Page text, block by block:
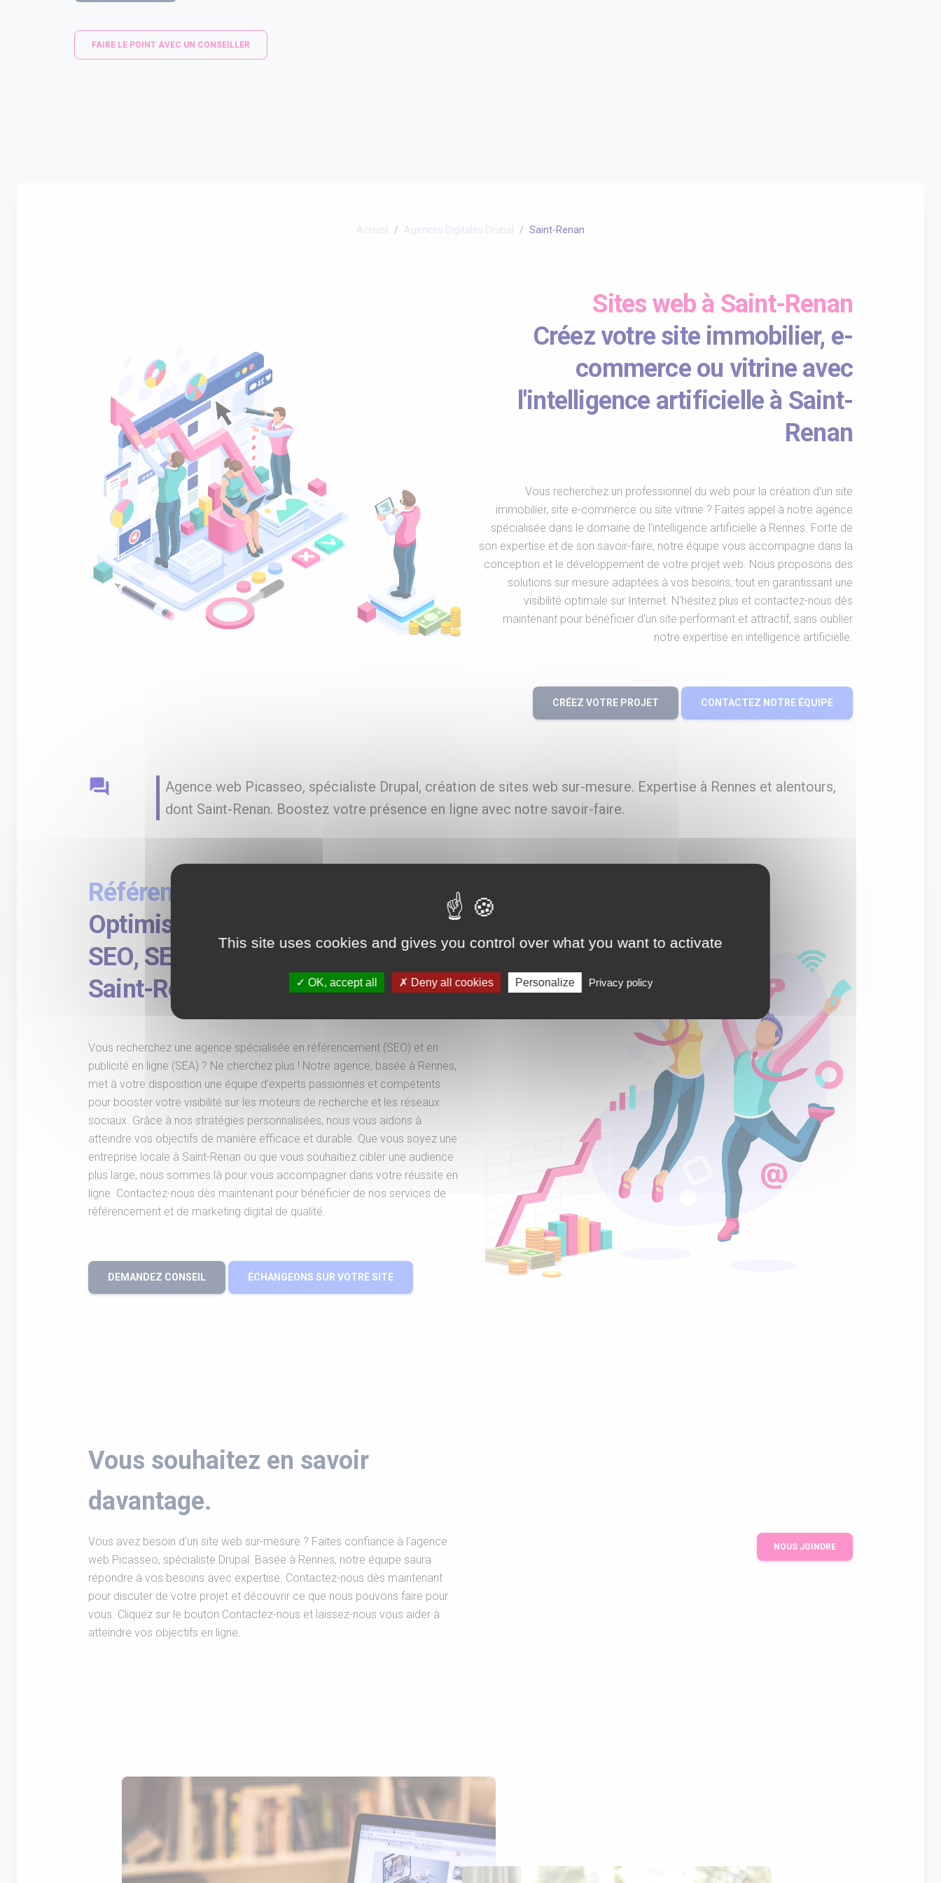
FAIRE LE POINT AVEC UN CONSEILLER
Accueil Agences Digitales Drupal Saint-Renan
Sites web à Saint-Renan
Créez votre site immobilier, e-
commerce ou vitrine avec
l'intelligence artificielle à Saint-
Renan
Vous recherchez un professionnel du web pour la création d'un site
immobilier, site e-commerce ou site vitrine ? Faites appel à notre agence
spécialisée dans le domaine de l'intelligence artificielle à Rennes. Forte de
son expertise et de son savoir-faire, notre équipe vous accompagne dans la
conception et le développement de votre projet web. Nous proposons des
solutions sur mesure adaptées à vos besoins, tout en garantissant une
visibilité optimale sur Internet. N'hésitez plus et contactez-nous dès
maintenant pour bénéficier d'un site performant et attractif, sans oublier
notre expertise en intelligence artificielle.
CRÉEZ VOTRE PROJET CONTACTEZ NOTRE ÉQUIPE
question_answer
Agence web Picasseo, spécialiste Drupal, création de sites web sur-mesure. Expertise à Rennes et alentours,
dont Saint-Renan. Boostez votre présence en ligne avec notre savoir-faire.
Référencement à Saint-Renan
Optimisez votre référencement
SEO, SEA et réseaux sociaux à
Saint-Renan
Vous recherchez une agence spécialisée en référencement (SEO) et en
publicité en ligne (SEA) ? Ne cherchez plus ! Notre agence, basée à Rennes,
met à votre disposition une équipe d'experts passionnés et compétents
pour booster votre visibilité sur les moteurs de recherche et les réseaux
sociaux. Grâce à nos stratégies personnalisées, nous vous aidons à
atteindre vos objectifs de manière efficace et durable. Que vous soyez une
entreprise locale à Saint-Renan ou que vous souhaitiez cibler une audience
plus large, nous sommes là pour vous accompagner dans votre réussite en
ligne. Contactez-nous dès maintenant pour bénéficier de nos services de
référencement et de marketing digital de qualité.
DEMANDEZ CONSEIL ÉCHANGEONS SUR VOTRE SITE
Vous souhaitez en savoir
davantage.
Vous avez besoin d'un site web sur-mesure ? Faites confiance à l'agence
web Picasseo, spécialiste Drupal. Basée à Rennes, notre équipe saura
répondre à vos besoins avec expertise. Contactez-nous dès maintenant
pour discuter de votre projet et découvrir ce que nous pouvons faire pour
vous. Cliquez sur le bouton Contactez-nous et laissez-nous vous aider à
atteindre vos objectifs en ligne.
NOUS JOINDRE
This site uses cookies and gives you control over what you want to activate
OK, accept all Deny all cookies Personalize Privacy policy